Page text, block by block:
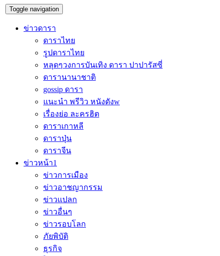
Toggle navigation
ข่าวดารา
ดาราไทย
รูปดาราไทย
หลุดๆวงการบันเทิง ดารา ปาปารัสซี่
ดารานานาชาติ
gossip ดารา
แนะนำ พรีวิว หนังดังw
เรื่องย่อ ละครฮิต
ดาราเกาหลี
ดาราปุ่น
ดาราจีน
ข่าวหน้า1
ข่าวการเมือง
ข่าวอาชญากรรม
ข่าวแปลก
ข่าวอื่นๆ
ข่าวรอบโลก
ภัยพิบัติ
ธุรกิจ